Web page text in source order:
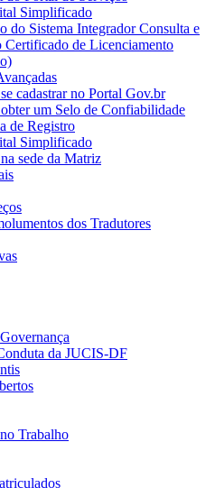
Simplificado
do Sistema Integrador Consulta e
Certificado de Licenciamento
cadastrar no Portal Gov.br
um Selo de Confiabilidade
de Registro
Simplificado
sede da Matriz
dos Tradutores
da JUCIS-DF
Trabalho